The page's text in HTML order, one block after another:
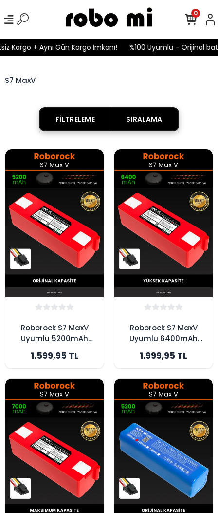
Kargo + Aynı Gün Kargo İmkanı! %100 Uyumlu – Orijinal
0
S7 MaxV
FILTRELEME SIRALAMA
Roborock S7 MaxV
Uyumlu 5200mAh
Bataryası - Box -
Orijinal Kapasite
1.599,95 TL
Roborock S7 MaxV
Uyumlu 6400mAh
Bataryası - Box -
Yüksek Kapasite
1.999,95 TL